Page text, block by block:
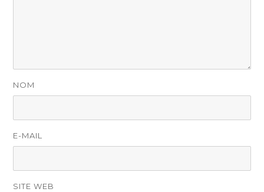
NOM
E-MAIL
SITE WEB